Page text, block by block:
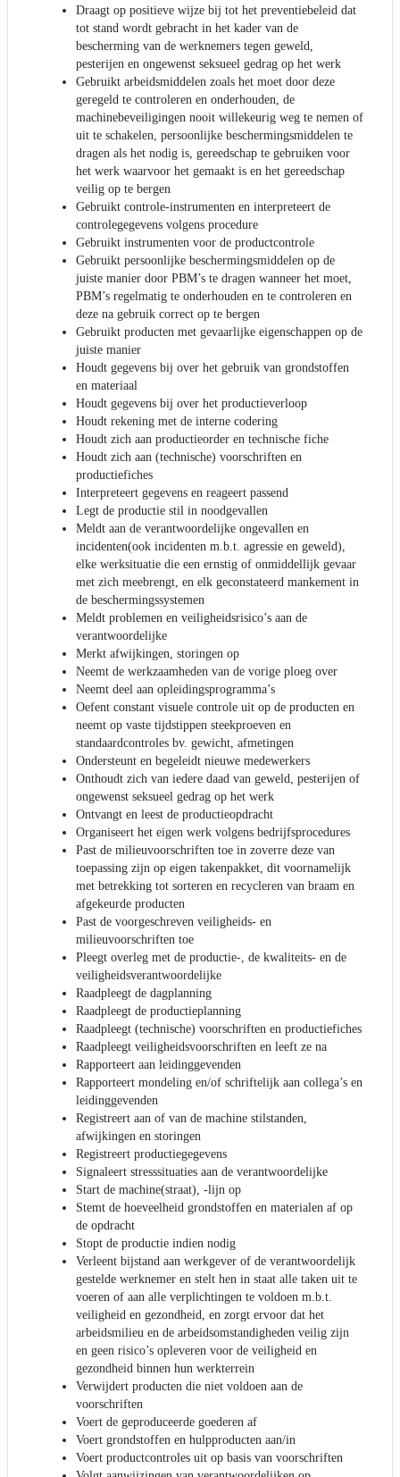
Draagt op positieve wijze bij tot het preventiebeleid dat
tot stand wordt gebracht in het kader van de
bescherming van de werknemers tegen geweld,
pesterijen en ongewenst seksueel gedrag op het werk
Gebruikt arbeidsmiddelen zoals het moet door deze
geregeld te controleren en onderhouden, de
machinebeveiligingen nooit willekeurig weg te nemen of
uit te schakelen, persoonlijke beschermingsmiddelen te
dragen als het nodig is, gereedschap te gebruiken voor
het werk waarvoor het gemaakt is en het gereedschap
veilig op te bergen
Gebruikt controle-instrumenten en interpreteert de
controlegegevens volgens procedure
Gebruikt instrumenten voor de productcontrole
Gebruikt persoonlijke beschermingsmiddelen op de
juiste manier door PBM’s te dragen wanneer het moet,
PBM’s regelmatig te onderhouden en te controleren en
deze na gebruik correct op te bergen
Gebruikt producten met gevaarlijke eigenschappen op de
juiste manier
Houdt gegevens bij over het gebruik van grondstoffen
en materiaal
Houdt gegevens bij over het productieverloop
Houdt rekening met de interne codering
Houdt zich aan productieorder en technische fiche
Houdt zich aan (technische) voorschriften en
productiefiches
Interpreteert gegevens en reageert passend
Legt de productie stil in noodgevallen
Meldt aan de verantwoordelijke ongevallen en
incidenten(ook incidenten m.b.t. agressie en geweld),
elke werksituatie die een ernstig of onmiddellijk gevaar
met zich meebrengt, en elk geconstateerd mankement in
de beschermingssystemen
Meldt problemen en veiligheidsrisico’s aan de
verantwoordelijke
Merkt afwijkingen, storingen op
Neemt de werkzaamheden van de vorige ploeg over
Neemt deel aan opleidingsprogramma’s
Oefent constant visuele controle uit op de producten en
neemt op vaste tijdstippen steekproeven en
standaardcontroles bv. gewicht, afmetingen
Ondersteunt en begeleidt nieuwe medewerkers
Onthoudt zich van iedere daad van geweld, pesterijen of
ongewenst seksueel gedrag op het werk
Ontvangt en leest de productieopdracht
Organiseert het eigen werk volgens bedrijfsprocedures
Past de milieuvoorschriften toe in zoverre deze van
toepassing zijn op eigen takenpakket, dit voornamelijk
met betrekking tot sorteren en recycleren van braam en
afgekeurde producten
Past de voorgeschreven veiligheids- en
milieuvoorschriften toe
Pleegt overleg met de productie-, de kwaliteits- en de
veiligheidsverantwoordelijke
Raadpleegt de dagplanning
Raadpleegt de productieplanning
Raadpleegt (technische) voorschriften en productiefiches
Raadpleegt veiligheidsvoorschriften en leeft ze na
Rapporteert aan leidinggevenden
Rapporteert mondeling en/of schriftelijk aan collega’s en
leidinggevenden
Registreert aan of van de machine stilstanden,
afwijkingen en storingen
Registreert productiegegevens
Signaleert stresssituaties aan de verantwoordelijke
Start de machine(straat), -lijn op
Stemt de hoeveelheid grondstoffen en materialen af op
de opdracht
Stopt de productie indien nodig
Verleent bijstand aan werkgever of de verantwoordelijk
gestelde werknemer en stelt hen in staat alle taken uit te
voeren of aan alle verplichtingen te voldoen m.b.t.
veiligheid en gezondheid, en zorgt ervoor dat het
arbeidsmilieu en de arbeidsomstandigheden veilig zijn
en geen risico’s opleveren voor de veiligheid en
gezondheid binnen hun werkterrein
Verwijdert producten die niet voldoen aan de
voorschriften
Voert de geproduceerde goederen af
Voert grondstoffen en hulpproducten aan/in
Voert productcontroles uit op basis van voorschriften